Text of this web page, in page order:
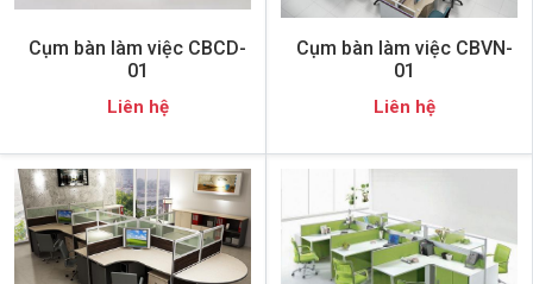
Cụm bàn làm việc CBCD-
01
Liên hệ
Cụm bàn làm việc CBVN-
01
Liên hệ